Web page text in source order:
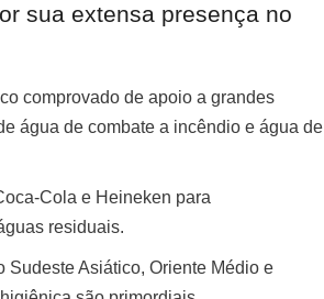
sua extensa presença no
comprovado de apoio a grandes
água de combate a incêndio e água de
Cola e Heineken para
residuais.
Sudeste Asiático, Oriente Médio e